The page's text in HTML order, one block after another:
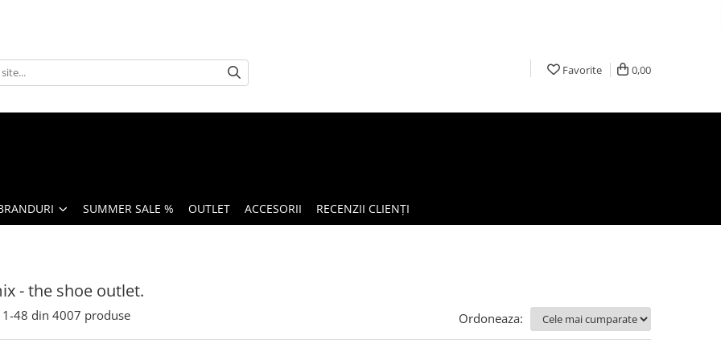
Favorite 0,00
SUMMER SALE % OUTLET ACCESORII RECENZII CLIENȚI
- the shoe outlet.
1-48 din 4007 produse Ordoneaza: